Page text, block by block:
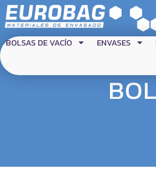
BOLSAS DE VACÍO ENVASES